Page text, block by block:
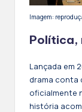
Imagem:
Política,
Lançada em
drama conta
oficialmente
história